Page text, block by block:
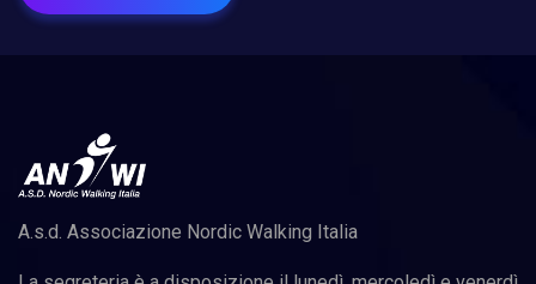
A.s.d. Associazione Nordic Walking Italia